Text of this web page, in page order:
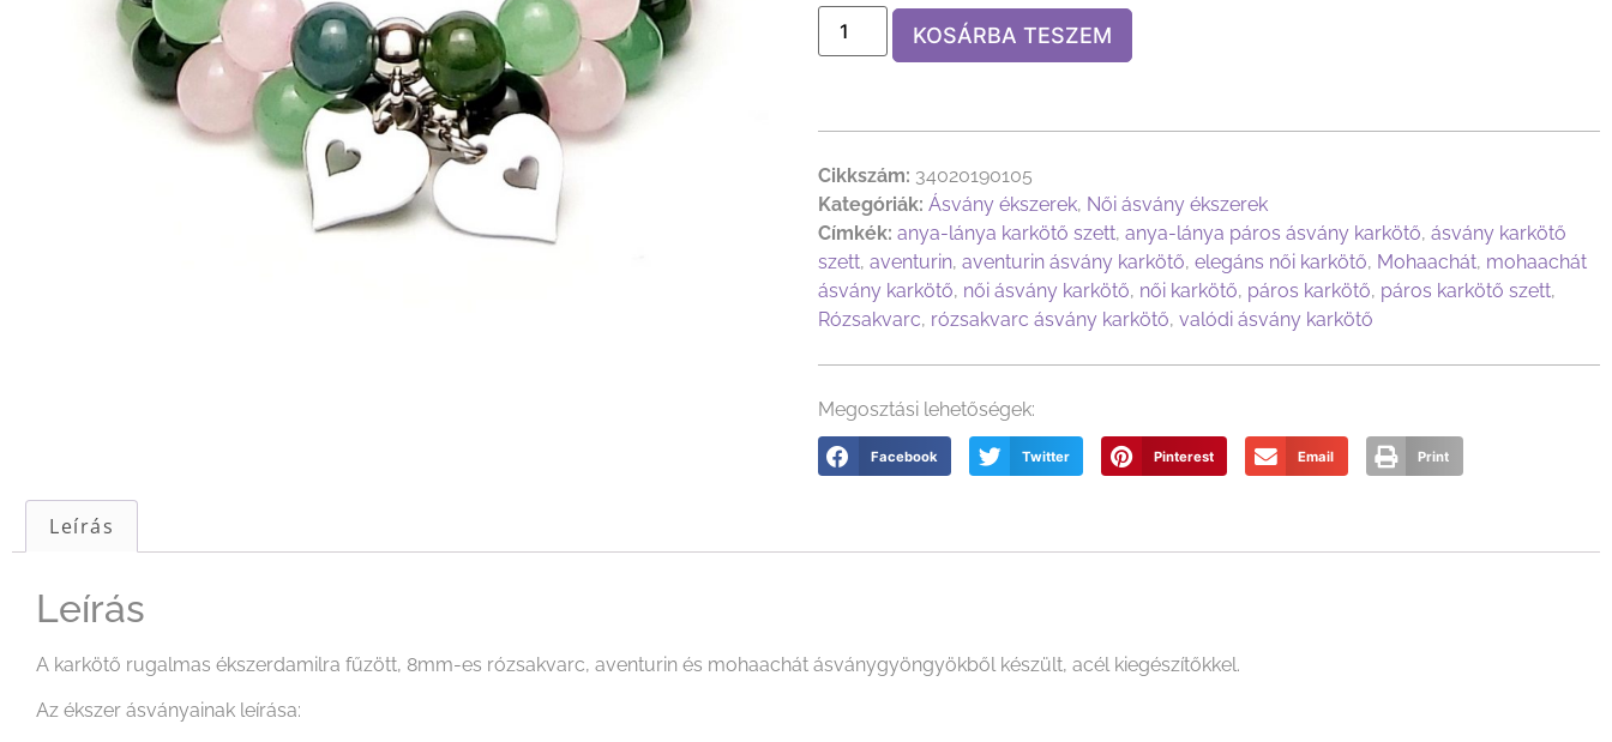
KOSÁRBA TESZEM
Cikkszám: 34020190105
Kategóriák: Ásvány ékszerek, Női ásvány ékszerek
Címkék: anya-lánya karkötő szett, anya-lánya páros ásvány karkötő, ásvány karkötő
szett, aventurin, aventurin ásvány karkötő, elegáns női karkötő, Mohaachát, mohaachát
ásvány karkötő, női ásvány karkötő, női karkötő, páros karkötő, páros karkötő szett,
Rózsakvarc, rózsakvarc ásvány karkötő, valódi ásvány karkötő
Megosztási lehetőségek:
Facebook Twitter Pinterest Email Print
Leírás
Leírás
A karkötő rugalmas ékszerdamilra fűzött, 8mm-es rózsakvarc, aventurin és mohaachát ásványgyöngyökből készült, acél kiegészítőkkel.
Az ékszer ásványainak leírása: